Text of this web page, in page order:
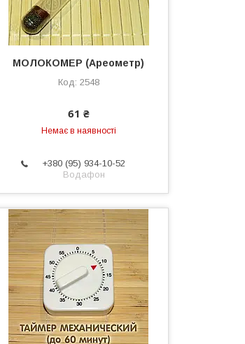
МОЛОКОМЕР (Ареометр)
2548
61 ₴
Немає в наявності
+380 (95) 934-10-52
Водафон